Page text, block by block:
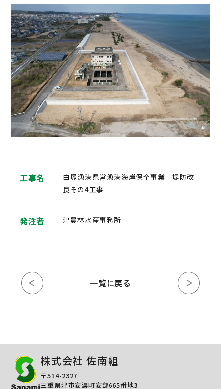
工事名
白塚漁港県営漁港海岸保全事業 堤防改
良その4工事
発注者 津農林水産事務所
一覧に戻る
株式会社 佐南組
〒514-2327
三重県津市安濃町安部665番地3